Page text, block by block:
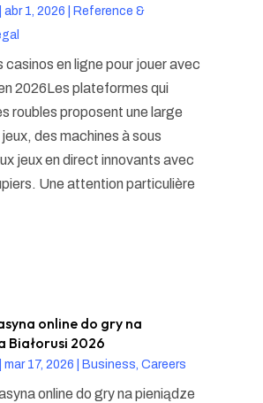
abr 1, 2026
Reference &
casinos en ligne pour jouer avec
2026Les plateformes qui
roubles proposent une large
des machines à sous
jeux en direct innovants avec
Une attention particulière
online do gry na
Białorusi 2026
mar 17, 2026 Business, Careers
online do gry na pieniądze